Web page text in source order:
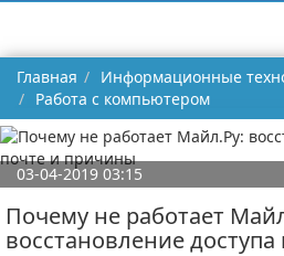
Главная
Информационные
Работа с компьютером
03-04-2019 03:15
Почему не работает
восстановление